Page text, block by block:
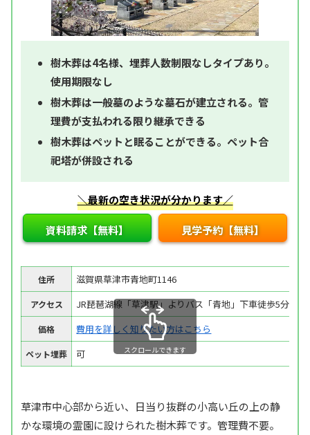
樹木葬は4名様、埋葬人数制限なしタイプあり。
使用期限なし
樹木葬は一般墓のような墓石が建立される。管
理費が支払われる限り継承できる
樹木葬はペットと眠ることができる。ペット合
祀塔が併設される
＼最新の空き状況が分かります／
資料請求【無料】 見学予約【無料】
住所 滋賀県草津市青地町1146
アクセス JR琵琶湖線「草津駅」よりバス「青地」下車徒歩5分
価格 費用を詳しく知りたい方はこちら
ペット埋葬 可 スクロールできます
草津市中心部から近い、日当り抜群の小高い丘の上の静
かな環境の霊園に設けられた樹木葬です。管理費不要。